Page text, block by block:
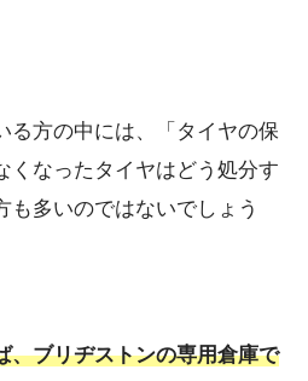
る方の中には、「タイヤの保
くなったタイヤはどう処分す
も多いのではないでしょう
、ブリヂストンの専用倉庫で